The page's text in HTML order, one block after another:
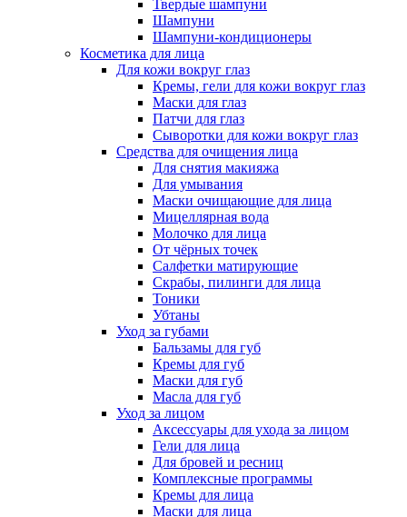
Твердые шампуни
Шампуни
Шампуни-кондиционеры
Косметика для лица
Для кожи вокруг глаз
Кремы, гели для кожи вокруг глаз
Маски для глаз
Патчи для глаз
Сыворотки для кожи вокруг глаз
Средства для очищения лица
Для снятия макияжа
Для умывания
Маски очищающие для лица
Мицеллярная вода
Молочко для лица
От чёрных точек
Салфетки матирующие
Скрабы, пилинги для лица
Тоники
Убтаны
Уход за губами
Бальзамы для губ
Кремы для губ
Маски для губ
Масла для губ
Уход за лицом
Аксессуары для ухода за лицом
Гели для лица
Для бровей и ресниц
Комплексные программы
Кремы для лица
Маски для лица